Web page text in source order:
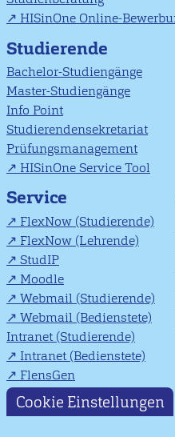
HISinOne Online-
Studierende
Bachelor-Studiengänge
Master-Studiengänge
Info Point
Studierendensekretariat
Prüfungsmanagement
HISinOne Service Tool
Service
FlexNow (Studierende)
FlexNow (Lehrende)
StudIP
Moodle
Webmail (Studierende)
Webmail (Bedienstete)
Intranet (Studierende)
Intranet (Bedienstete)
FlensGen
Cookie Einstellungen